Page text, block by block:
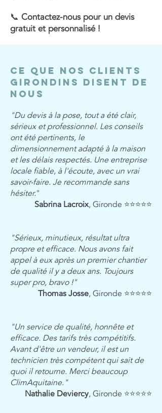
📞 Contactez-nous pour un devis
gratuit et personnalisé !
Ce que nos clients
girondins disent de
nous
"Du devis à la pose, tout a été clair,
sérieux et professionnel. Les conseils
ont été pertinents, le
dimensionnement adapté à la maison
et les délais respectés. Une entreprise
locale fiable, à l'écoute, avec un vrai
savoir-faire. Je recommande sans
hésiter."
Sabrina Lacroix, Gironde ⭐⭐⭐⭐⭐
"Sérieux, minutieux, résultat ultra
propre et efficace. Nous avons fait
appel à eux après un premier chantier
de qualité il y a deux ans. Toujours
super pro, bravo !"
Thomas Josse, Gironde ⭐⭐⭐⭐⭐
"Un service de qualité, honnête et
efficace. Des tarifs très compétitifs.
Avant d'être un vendeur, il est un
technicien très compétent qui sait de
quoi il retourne. Merci beaucoup
ClimAquitaine."
Nathalie Deviercy, Gironde ⭐⭐⭐⭐⭐